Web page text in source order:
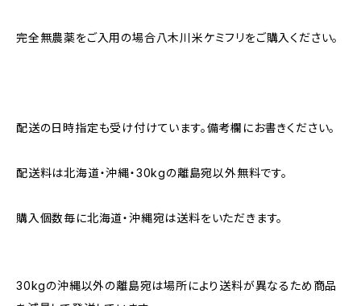
完全無農薬をご入用の場合八木川米ケミフリをご購入ください。
配送の日時指定も受け付けています。備考欄にお書きください。
配送料は北海道・沖縄・30kgの離島宛以外無料です。
購入個数毎に北海道・沖縄宛は送料をいただきます。
30kgの沖縄以外の離島宛は場所により送料が異なるため商品